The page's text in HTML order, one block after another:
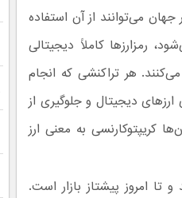
می‌توانند از آن استفاده
رمزارزها کاملاً دیجیتالی
هر تراکنشی که انجام
دیجیتال و جلوگیری از
کریپتوکارنسی به معنی ارز
بود که در سال ۲۰۰۹ ایجاد گردید و تا امروز پیشتاز بازار است.